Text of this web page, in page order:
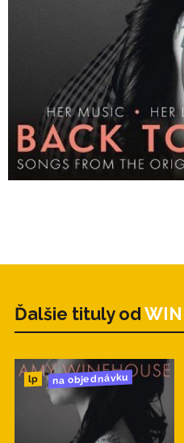
Ďalšie tituly od
lp na objednávku